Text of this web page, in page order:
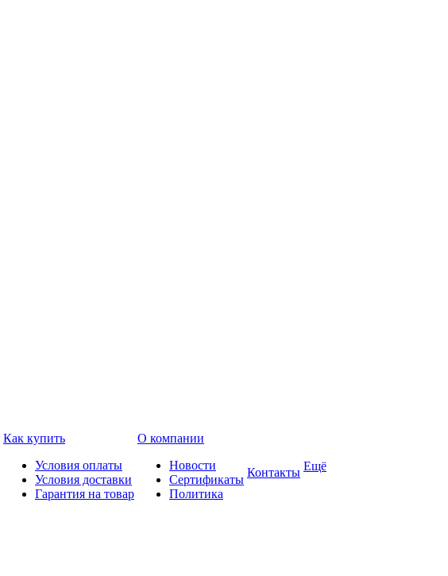
Как купить
Условия оплаты
Условия доставки
Гарантия на товар
О компании
Новости
Сертификаты
Политика
Контакты Ещё